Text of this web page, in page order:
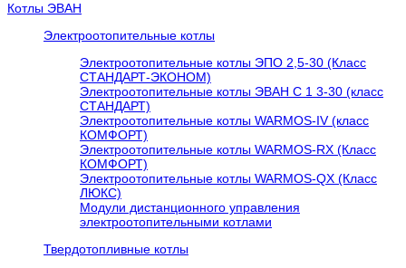
Котлы ЭВАН
Электроотопительные котлы
Электроотопительные котлы ЭПО 2,5-30 (Класс
СТАНДАРТ-ЭКОНОМ)
Электроотопительные котлы ЭВАН С 1 3-30 (класс
СТАНДАРТ)
Электроотопительные котлы WARMOS-IV (класс
КОМФОРТ)
Электроотопительные котлы WARMOS-RX (Класс
КОМФОРТ)
Электроотопительные котлы WARMOS-QX (Класс
ЛЮКС)
Модули дистанционного управления
электроотопительными котлами
Твердотопливные котлы